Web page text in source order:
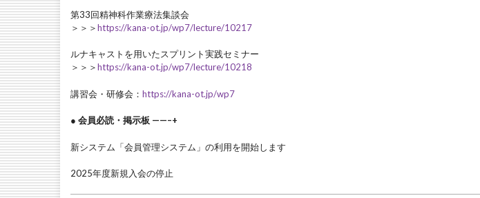
第33回精神科作業療法集談会
＞＞＞https://kana-ot.jp/wp7/lecture/10217
ルナキャストを用いたスプリント実践セミナー
＞＞＞https://kana-ot.jp/wp7/lecture/10218
講習会・研修会： https://kana-ot.jp/wp7
● 会員必読・掲示板 ——–+
新システム「会員管理システム」の利用を開始します
2025年度新規入会の停止